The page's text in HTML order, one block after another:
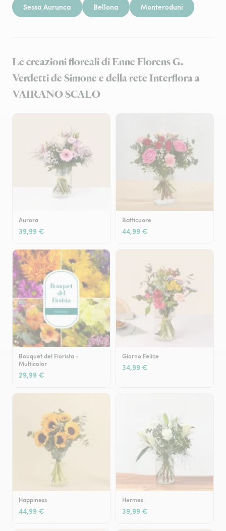
Sessa Aurunca Bellona Monteroduni
Le creazioni floreali di Enne Florens G.
Verdetti de Simone e della rete Interflora a
VAIRANO SCALO
Aurora
39,99 €
Batticuore
44,99 €
Bouquet del Fiorista -
Multicolor
29,99 €
Giorno Felice
34,99 €
Happiness
44,99 €
Hermes
39,99 €